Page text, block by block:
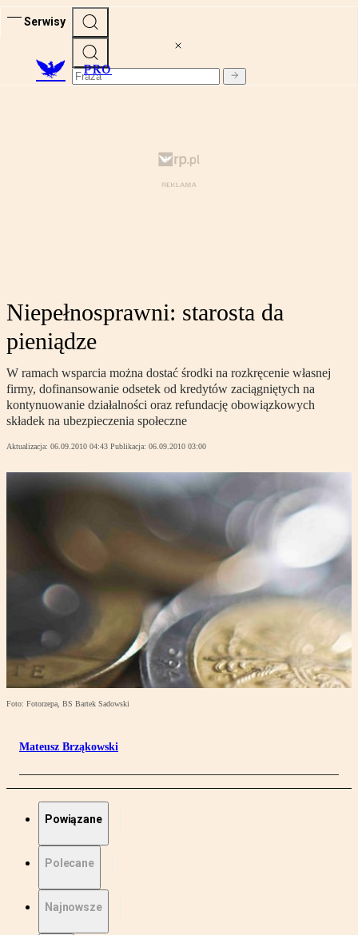
Serwisy
PRO
Niepełnosprawni: starosta da
pieniądze
W ramach wsparcia można dostać środki na rozkręcenie własnej
firmy, dofinansowanie odsetek od kredytów zaciągniętych na
kontynuowanie działalności oraz refundację obowiązkowych
składek na ubezpieczenia społeczne
Aktualizacja: 06.09.2010 04:43 Publikacja: 06.09.2010 03:00
Foto: Fotorzepa, BS Bartek Sadowski
Mateusz Brząkowski
Powiązane
Polecane
Najnowsze